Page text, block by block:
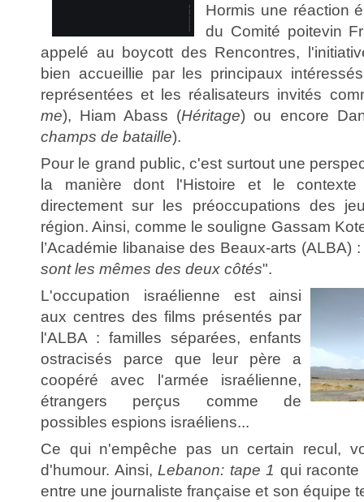
Hormis une réaction
du Comité poitevin
appelé au boycott des Rencontres,
bien accueillie par les principaux
représentées et les réalisateurs invités
me), Hiam Abass (Héritage) ou encore
champs de bataille).
Pour le grand public, c'est surtout une
la manière dont l'Histoire et le contexte
directement sur les préoccupations des
région. Ainsi, comme le souligne Gassam
l’Académie libanaise des Beaux-arts (ALBA) :
sont les mêmes des deux côtés".
L'occupation israélienne est ainsi
aux centres des films présentés par
l'ALBA : familles séparées, enfants
ostracisés parce que leur père a
coopéré avec l'armée israélienne,
étrangers perçus comme de
possibles espions israéliens...
Ce qui n'empêche pas un certain recul,
d'humour. Ainsi,Lebanon: tape 1 qui
entre une journaliste française et son équipe